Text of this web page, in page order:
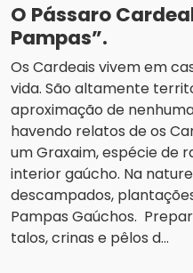
O Pássaro
Pampas”.
Os Cardeais vivem em
vida. São altamente
aproximação de
havendo relatos de os
um Graxaim, espécie de
interior gaúcho. Na
descampados,
Pampas Gaúchos.
talos, crinas e pêlos d...